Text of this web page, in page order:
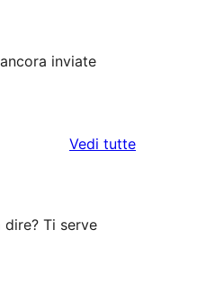
inviate
Vedi tuttele
dire? Ti serve